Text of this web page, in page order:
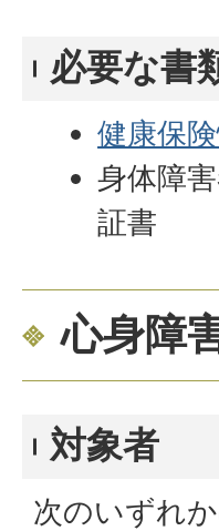
必要な書
健康保
身体障
証書
心身障
対象者
次のいずれ